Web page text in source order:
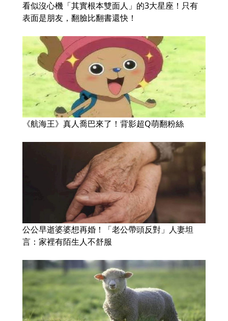
看似沒心機「其實根本雙面人」的3大星座！只有
表面是朋友，翻臉比翻書還快！
《航海王》真人喬巴來了！背影超Q萌翻粉絲
公公早逝婆婆想再婚！「老公帶頭反對」人妻坦
言：家裡有陌生人不舒服